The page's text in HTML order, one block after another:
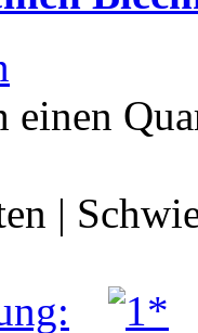
einen
|